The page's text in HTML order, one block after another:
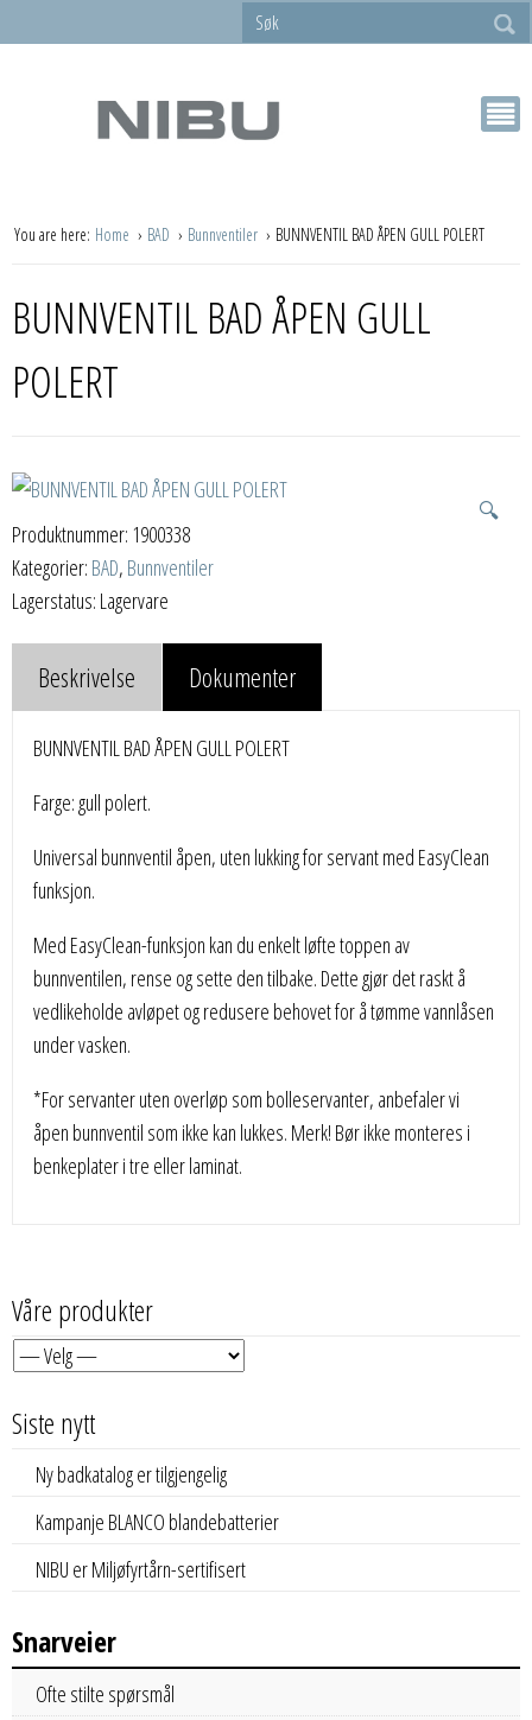
You are here: Home BAD Bunnventiler BUNNVENTIL BAD ÅPEN GULL POLERT
BUNNVENTIL BAD ÅPEN GULL
POLERT
🔍
Produktnummer: 1900338
Kategorier: BAD, Bunnventiler
Lagerstatus: Lagervare
Beskrivelse Dokumenter
BUNNVENTIL BAD ÅPEN GULL POLERT
Farge: gull polert.
Universal bunnventil åpen, uten lukking for servant med EasyClean
funksjon.
Med EasyClean-funksjon kan du enkelt løfte toppen av
bunnventilen, rense og sette den tilbake. Dette gjør det raskt å
vedlikeholde avløpet og redusere behovet for å tømme vannlåsen
under vasken.
*For servanter uten overløp som bolleservanter, anbefaler vi
åpen bunnventil som ikke kan lukkes. Merk! Bør ikke monteres i
benkeplater i tre eller laminat.
Våre produkter
Siste nytt
Ny badkatalog er tilgjengelig
Kampanje BLANCO blandebatterier
NIBU er Miljøfyrtårn-sertifisert
Snarveier
Ofte stilte spørsmål